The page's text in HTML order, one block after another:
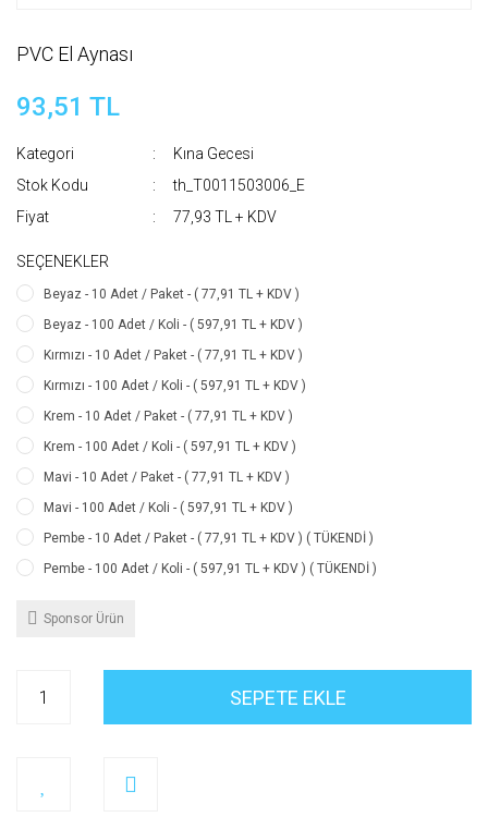
PVC El Aynası
93,51 TL
Kategori
Kına Gecesi
Stok Kodu
th_T0011503006_E
Fiyat
77,93 TL + KDV
SEÇENEKLER
Beyaz - 10 Adet / Paket - ( 77,91 TL + KDV )
Beyaz - 100 Adet / Koli - ( 597,91 TL + KDV )
Kırmızı - 10 Adet / Paket - ( 77,91 TL + KDV )
Kırmızı - 100 Adet / Koli - ( 597,91 TL + KDV )
Krem - 10 Adet / Paket - ( 77,91 TL + KDV )
Krem - 100 Adet / Koli - ( 597,91 TL + KDV )
Mavi - 10 Adet / Paket - ( 77,91 TL + KDV )
Mavi - 100 Adet / Koli - ( 597,91 TL + KDV )
Pembe - 10 Adet / Paket - ( 77,91 TL + KDV ) ( TÜKENDİ )
Pembe - 100 Adet / Koli - ( 597,91 TL + KDV ) ( TÜKENDİ )
Sponsor Ürün
SEPETE EKLE